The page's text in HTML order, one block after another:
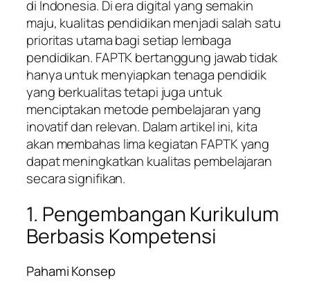
di Indonesia. Di era digital yang semakin
maju, kualitas pendidikan menjadi salah satu
prioritas utama bagi setiap lembaga
pendidikan. FAPTK bertanggung jawab tidak
hanya untuk menyiapkan tenaga pendidik
yang berkualitas tetapi juga untuk
menciptakan metode pembelajaran yang
inovatif dan relevan. Dalam artikel ini, kita
akan membahas lima kegiatan FAPTK yang
dapat meningkatkan kualitas pembelajaran
secara signifikan.
1. Pengembangan Kurikulum
Berbasis Kompetensi
Pahami Konsep